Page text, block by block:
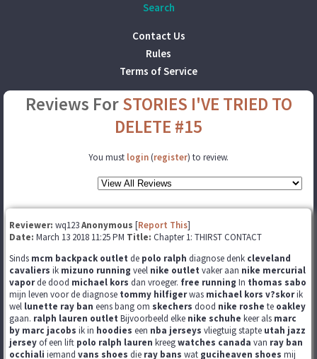
Search
Contact Us
Rules
Terms of Service
Reviews ForSTORIES I'VE TRIED TO
DELETE #15
You must login (register) to review.
Reviewer: wq123Anonymous [Report This]
Date: March 13 2018 11:25 PM Title: Chapter 1: THIRST CONTACT
Sinds mcm backpack outlet de polo ralph diagnose denk cleveland
cavaliers ik mizuno running veel nike outlet vaker aan nike mercurial
vaporde dood michael kors dan vroeger. free running In thomas sabo
mijn leven voor de diagnose tommy hilfigerwas michael kors v?skorik
wel lunette ray ban eens bang om skechers dood nike roshe te oakley
gaan. ralph lauren outlet Bijvoorbeeld elke nike schuhe keer als marc
by marc jacobs ik in hoodies een nba jerseys vliegtuig stapte utah jazz
jersey of een lift polo ralph lauren kreegwatches canada van ray ban
occhiali iemand vans shoes die ray bans wat guciheaven shoes mij